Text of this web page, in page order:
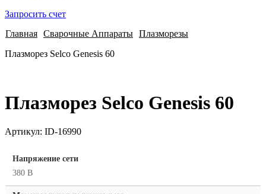
Запросить счет
Главная Сварочные Аппараты Плазморезы
Плазморез Selco Genesis 60
Плазморез Selco Genesis 60
Артикул: ID-16990
Напряжение сети
380 В